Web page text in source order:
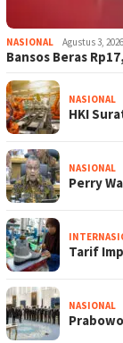
NASIONAL Agustus 3, 2026
Bansos Beras
NASIONAL
HKI
NASIONAL
Perry
Tarif
NASIONAL